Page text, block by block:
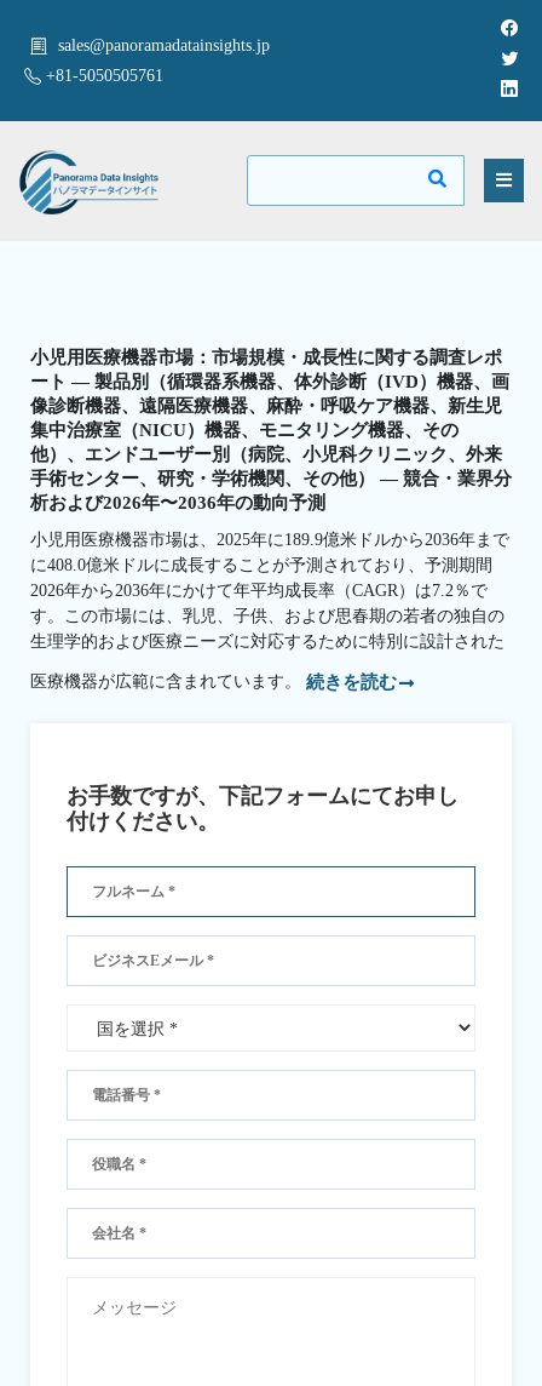
sales@panoramadatainsights.jp
+81-5050505761
小児用医療機器市場：市場規模・成長性に関する調査レポ
ート — 製品別（循環器系機器、体外診断（IVD）機器、画
像診断機器、遠隔医療機器、麻酔・呼吸ケア機器、新生児
集中治療室（NICU）機器、モニタリング機器、その
他）、エンドユーザー別（病院、小児科クリニック、外来
手術センター、研究・学術機関、その他） — 競合・業界分
析および2026年〜2036年の動向予測
小児用医療機器市場は、2025年に189.9億米ドルから2036年まで
に408.0億米ドルに成長することが予測されており、予測期間
2026年から2036年にかけて年平均成長率（CAGR）は7.2％で
す。この市場には、乳児、子供、および思春期の若者の独自の
生理学的および医療ニーズに対応するために特別に設計された
医療機器が広範に含まれています。 続きを読む
お手数ですが、下記フォームにてお申し
付けください。